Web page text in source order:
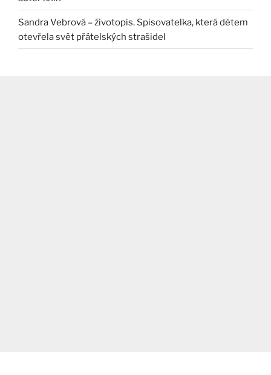
Sandra Vebrová – životopis. Spisovatelka, která dětem
otevřela svět přátelských strašidel